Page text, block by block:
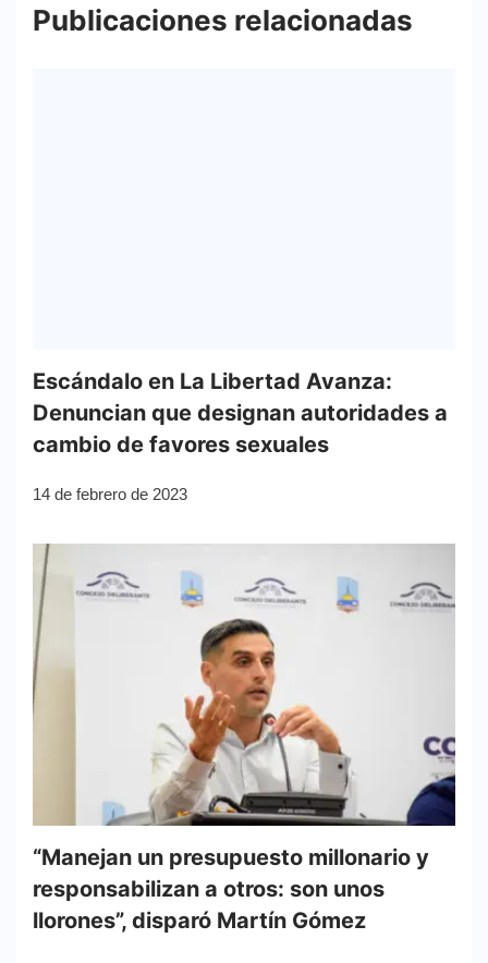
Publicaciones relacionadas
Escándalo en La Libertad Avanza:
Denuncian que designan autoridades a
cambio de favores sexuales
14 de febrero de 2023
“Manejan un presupuesto millonario y
responsabilizan a otros: son unos
llorones”, disparó Martín Gómez